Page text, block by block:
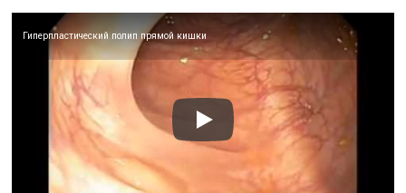
Гиперпластический полип прямой кишки